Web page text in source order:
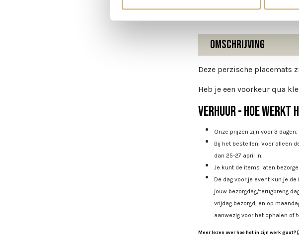
Omschrijving
Deze perzische placemats
Heb je een voorkeur qua
Verhuur - Hoe werkt
Onze prijzen zijn voor 3
Bij het bestellen: Voer alleen
dan 25-27 april in.
Je kunt de items laten
De dag voor je event kun je
jouw bezorgdag/terugbreng
vrijdag bezorgd, en op
aanwezig voor het ophalen of
Meer lezen over hoe het in zijn werk gaat?